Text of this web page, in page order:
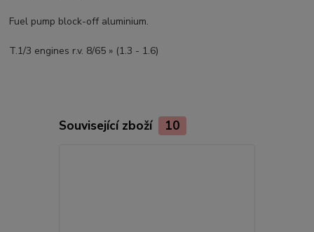
Fuel pump block-off aluminium.
T.1/3 engines r.v. 8/65 » (1.3 - 1.6)
Související zboží 10